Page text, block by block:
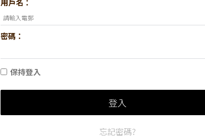
用戶名：
密碼：
保持登入
登入
忘記密碼?